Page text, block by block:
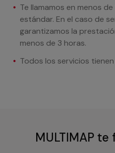
Te llamamos en menos
estándar. En el caso de
garantizamos la
menos de 3 horas.
Todos los servicios
MULTIMAP